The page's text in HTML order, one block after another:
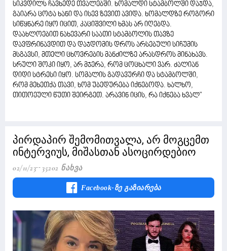
სიკვდილს ჩავხედე თვალებში. ხომალდი სტამბოლში დაჯდა,
გაიარა ცოტა ხანი და ისევ ზევით ავიდა. ხომალდზე როგორი
სიწყნარე იყო იცით, კაციშვილი ხმას არ იღებდა.
დაახლოებით ნახევარი საათი სტამბოლის თავზე
დავფრინავდით და დაჯდომის დროს არსებული სიჩუმის
მსგავსი, მთელი ცხოვრების მანძილზე არასდროს მინახავს.
სრული შოკი იყო, არ მჯერა, რომ ცოცხალი ვარ. ძალიან
დიდი სტრესი იყო. სომალის გადავურჩი და სტამბოლში,
რომ მეხეთქა თავი, ხომ უბედურება იქნებოდა. ხალხო,
თითოეული წუთი შეირგეთ. არავინ იცის, რა იქნება ხვალ"
პირდაპირ შემომითვალა, არ მოგცემთ
ინტერვიუს, მიშასთან ასოცირდებიო
02/11/23 35202 Ნახვა
Facebook-Ზე Გაზიარება